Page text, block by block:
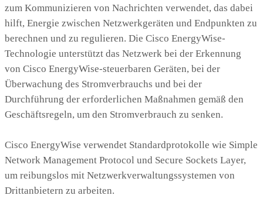
zum Kommunizieren von Nachrichten verwendet, das dabei
hilft, Energie zwischen Netzwerkgeräten und Endpunkten zu
berechnen und zu regulieren. Die Cisco EnergyWise-
Technologie unterstützt das Netzwerk bei der Erkennung
von Cisco EnergyWise-steuerbaren Geräten, bei der
Überwachung des Stromverbrauchs und bei der
Durchführung der erforderlichen Maßnahmen gemäß den
Geschäftsregeln, um den Stromverbrauch zu senken.
Cisco EnergyWise verwendet Standardprotokolle wie Simple
Network Management Protocol und Secure Sockets Layer,
um reibungslos mit Netzwerkverwaltungssystemen von
Drittanbietern zu arbeiten.